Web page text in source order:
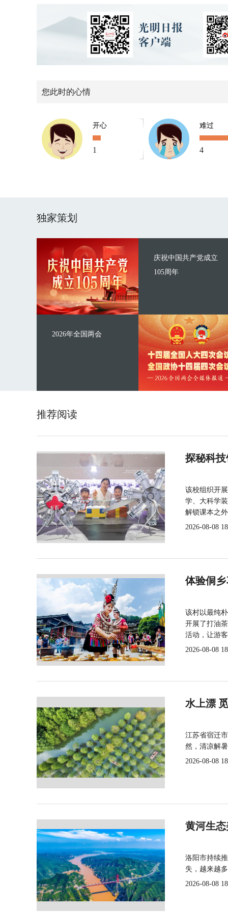
您此时的心情
开心
1
难过
4
独家策划
庆祝中国共产党成立
105周年
2026年全国两会
推荐阅读
探秘科
该校组织开
学、大科学
解锁课本之
2026-08-08
体验侗
该村以最纯
开展了打油
活动，让游
2026-08-08
水上漂
江苏省宿迁
然，清凉解
2026-08-08
黄河生
洛阳市持续
失，越来越
2026-08-08